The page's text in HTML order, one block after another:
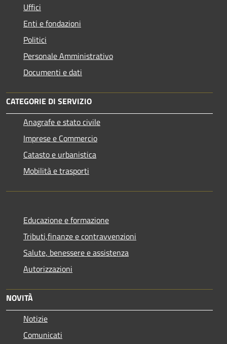
Uffici
Enti e fondazioni
Politici
Personale Amministrativo
Documenti e dati
CATEGORIE DI SERVIZIO
Anagrafe e stato civile
Imprese e Commercio
Catasto e urbanistica
Mobilità e trasporti
Educazione e formazione
Tributi,finanze e contravvenzioni
Salute, benessere e assistenza
Autorizzazioni
NOVITÀ
Notizie
Comunicati